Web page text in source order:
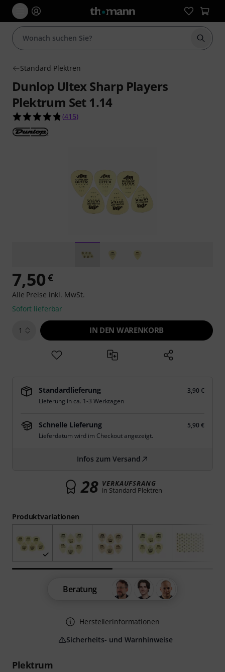
Suche
Standard Plektren
Dunlop Ultex Sharp Players
Plektrum Set 1.14
4.7 von 5 Sternen aus 415 Kundenbewertungen
(415)
Plektrum
Produktvariationen
7,50€
Alle Preise inkl. MwSt.
Sofort lieferbar
1 IN DEN WARENKORB
Standardlieferung
3,90 €
Lieferung in ca. 1-3 Werktagen
Schnelle Lieferung
5,90 €
Lieferdatum wird im Checkout angezeigt.
Infos zum Versand
28 VERKAUFSRANG
in Standard Plektren
Beratung
Herstellerinformationen
Sicherheits- und Warnhinweise